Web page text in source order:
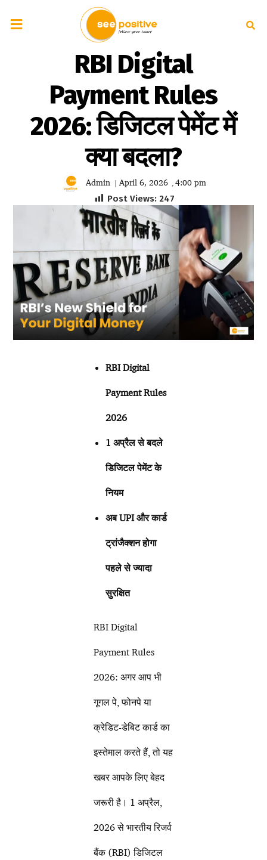
RBI Digital
Payment Rules
2026: डिजिटल पेमेंट में
क्या बदला?
Admin | April 6, 2026 , 4:00 pm
Post Views: 247
RBI Digital
Payment Rules
2026
1 अप्रैल से बदले
डिजिटल पेमेंट के
नियम
अबUPI और कार्ड
ट्रांजैक्शन होगा
पहले से ज्यादा
सुरक्षित
RBI Digital
Payment Rules
2026: अगर आप भी
गूगल पे, फोनपे या
क्रेडिट-डेबिट कार्ड का
इस्तेमाल करते हैं, तो यह
खबर आपके लिए बेहद
जरूरी है। 1 अप्रैल,
2026 से भारतीय रिजर्व
बैंक (RBI) डिजिटल